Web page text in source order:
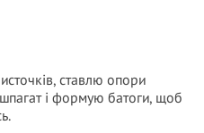
ставлю опори
і формую батоги, щоб